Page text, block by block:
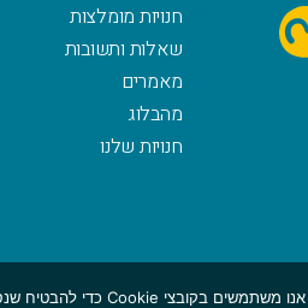
חנויות מומלצות
שאלות ותשובות
מאמרים
מהבלוג
חנויות שלנו
אנו משתמשים בקובצי Cookie כדי להבטיח שנספק לך את חוויית הגלישה הטובה ביותר באתר שלנו. אם תמשיך להשתמש באתר זה, נניח שאתה מרוצה ממנו.